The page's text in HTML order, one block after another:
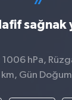
sağnak
1006 hPa,
Gün